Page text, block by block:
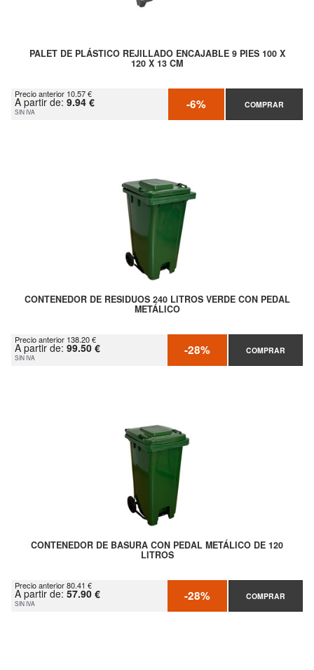
PALET DE PLÁSTICO REJILLADO ENCAJABLE 9 PIES 100 X
120 X 13 CM
Precio anterior 10.57 €
A partir de: 9.94 €
SIN IVA -6% COMPRAR
CONTENEDOR DE RESIDUOS 240 LITROS VERDE CON PEDAL
METÁLICO
Precio anterior 138.20 €
A partir de: 99.50 €
SIN IVA -28% COMPRAR
CONTENEDOR DE BASURA CON PEDAL METÁLICO DE 120
LITROS
Precio anterior 80.41 €
A partir de: 57.90 €
SIN IVA -28% COMPRAR